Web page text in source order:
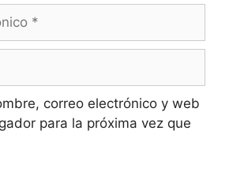
correo electrónico y web
para la próxima vez que